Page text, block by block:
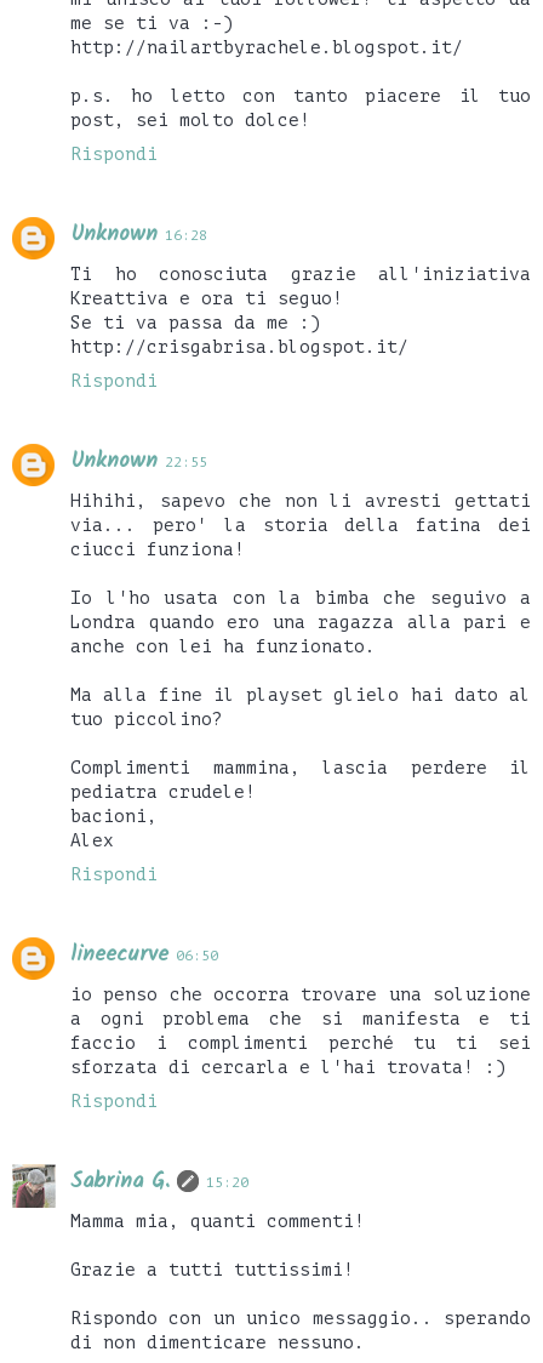
me se ti va :-)
http://nailartbyrachele.blogspot.it/
p.s. ho letto con tanto piacere il tuo
post, sei molto dolce!
Rispondi
Unknown 16:28
Ti ho conosciuta grazie all'iniziativa
Kreattiva e ora ti seguo!
Se ti va passa da me :)
http://crisgabrisa.blogspot.it/
Rispondi
Unknown 22:55
Hihihi, sapevo che non li avresti gettati
via... pero' la storia della fatina dei
ciucci funziona!
Io l'ho usata con la bimba che seguivo a
Londra quando ero una ragazza alla pari e
anche con lei ha funzionato.
Ma alla fine il playset glielo hai dato al
tuo piccolino?
Complimenti mammina, lascia perdere il
pediatra crudele!
bacioni,
Alex
Rispondi
lineecurve 06:50
io penso che occorra trovare una soluzione
a ogni problema che si manifesta e ti
faccio i complimenti perché tu ti sei
sforzata di cercarla e l'hai trovata! :)
Rispondi
Sabrina G. 15:20
Mamma mia, quanti commenti!
Grazie a tutti tuttissimi!
Rispondo con un unico messaggio.. sperando
di non dimenticare nessuno.